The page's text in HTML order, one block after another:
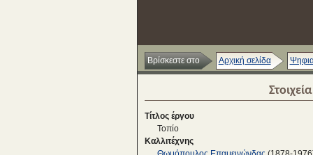
Βρίσκεστε στο Αρχική σελίδα
Τίτλος έργου
Τοπίο
Καλλιτέχνης